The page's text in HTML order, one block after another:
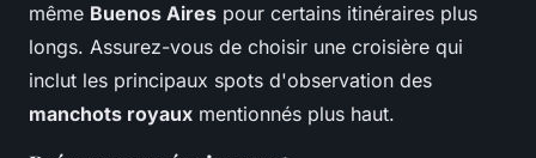
même Buenos Aires pour certains itinéraires plus
longs. Assurez-vous de choisir une croisière qui
inclut les principaux spots d'observation des
manchots royaux mentionnés plus haut.